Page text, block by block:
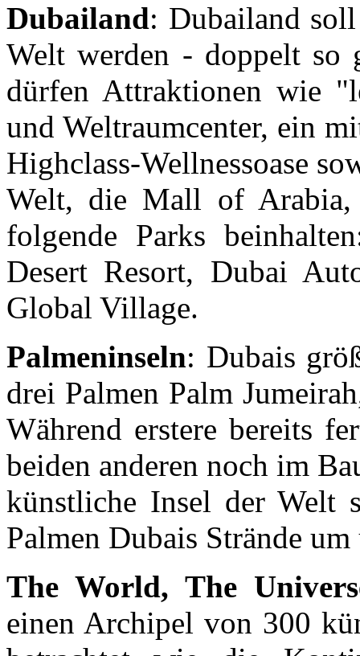
Dubailand: Dubailand
Welt werden - doppelt so
dürfen Attraktionen wie
und Weltraumcenter, ein
Highclass-Wellnessoase
Welt, die Mall of
folgende Parks
Desert Resort, Dubai
Global Village.
Palmeninseln: Dubais
drei Palmen Palm
Während erstere bereits
beiden anderen noch im
künstliche Insel der Welt
Palmen Dubais Strände
The World, The
einen Archipel von 300